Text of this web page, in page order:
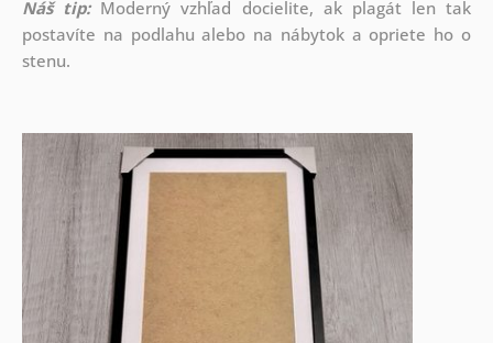
Náš tip: Moderný vzhľad docielite, ak plagát len tak
postavíte na podlahu alebo na nábytok a opriete ho o
stenu.